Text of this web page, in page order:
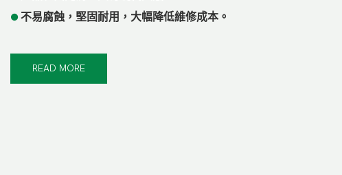
●不易腐蝕，堅固耐用，大幅降低維修成本。
READ MORE